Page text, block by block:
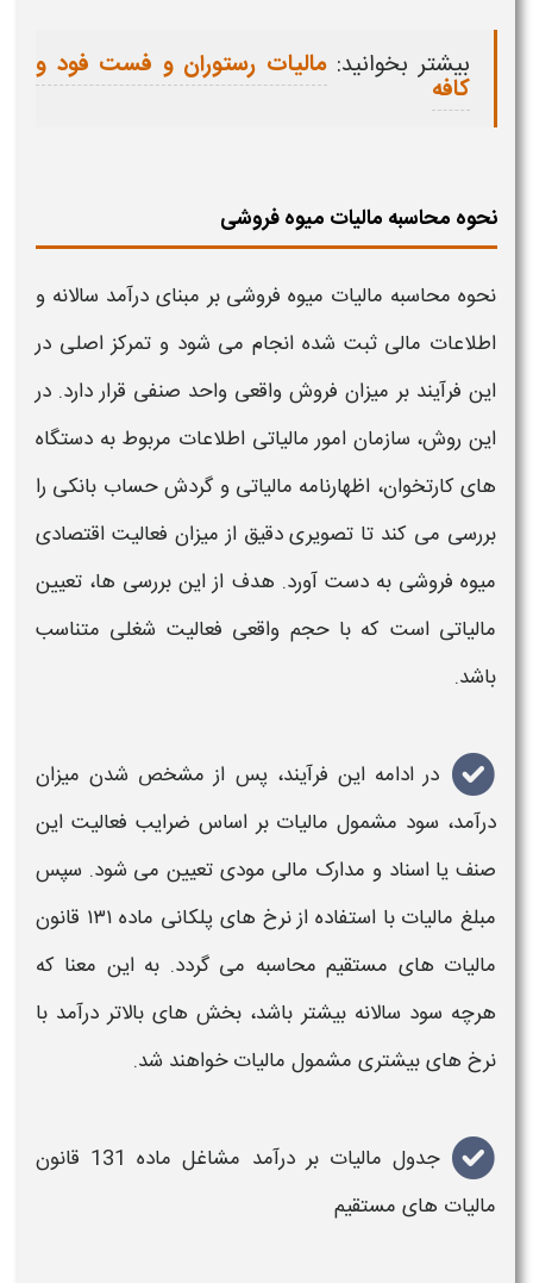
بیشتر بخوانید: مالیات رستوران و فست فود و
کافه
نحوه محاسبه مالیات میوه فروشی
نحوه محاسبه مالیات میوه فروشیبر مبنایدرآمد سالانه و
اطلاعات مالی ثبت شده انجام می شود و تمرکز اصلی در
این فرآیند بر میزان فروش واقعی واحد صنفی قرار دارد. در
این روش، سازمان امورمالیاتیاطلاعات مربوط به دستگاه
های کارتخوان، اظهارنامه مالیاتیو گردش حساب بانکی را
بررسی می کند تا تصویری دقیق از میزان فعالیت اقتصادی
میوه فروشی به دست آورد. هدف از این بررسی ها، تعیین
مالیاتیاست که با حجم واقعی فعالیت شغلی متناسب
باشد.
در ادامه این فرآیند، پس از مشخص شدن میزان
درآمد، سود مشمول مالیات بر اساس ضرایب فعالیت این
صنف یا اسناد و مدارک مالی مودی تعیین می شود. سپس
مبلغ مالیاتبا استفاده از
نرخ های پلکانی ماده ۱۳۱ قانون
مالیات های مستقیممحاسبه می گردد. به این معنا که
هرچه سود سالانه بیشتر باشد، بخش های بالاتر درآمد با
نرخ های بیشتری مشمول مالیاتخواهند شد.
جدول مالیات بر درآمد مشاغل ماده 131 قانون
مالیات های مستقیم